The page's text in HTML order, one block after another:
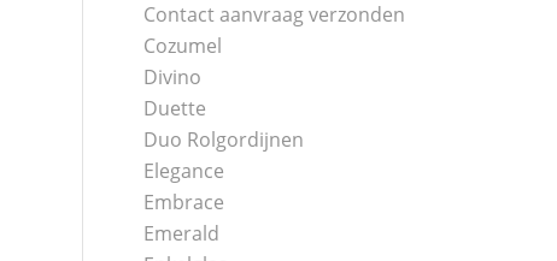
Contact aanvraag verzonden
Cozumel
Divino
Duette
Duo Rolgordijnen
Elegance
Embrace
Emerald